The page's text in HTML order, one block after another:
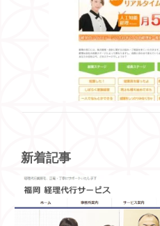
新着記事